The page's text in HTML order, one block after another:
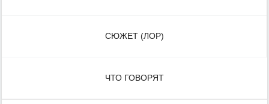
СЮЖЕТ (ЛОР)
ЧТО ГОВОРЯТ